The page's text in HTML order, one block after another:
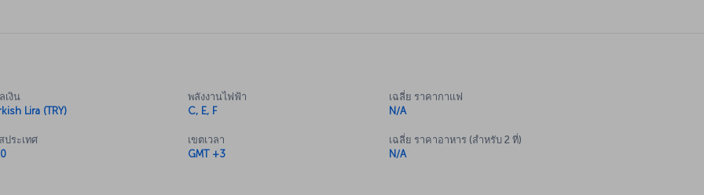
now
to Adana’s Cukurova International
เงิน
Lira (TRY)
ประเทศ
พลังงานไฟฟ้า
C, E, F
เขตเวลา
GMT +3
เฉลี่ย ราคากาแฟ
N/A
เฉลี่ย ราคาอาหาร (สำหรับ 2 ที่)
N/A